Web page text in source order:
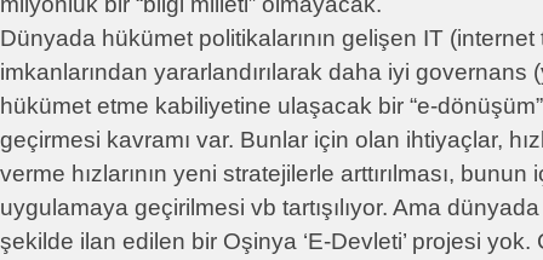
Dünyada hükümet politikalarının gelişen IT
imkanlarından yararlandırılarak daha iyi governans
hükümet etme kabiliyetine ulaşacak bir “e-
geçirmesi kavramı var. Bunlar için olan ihtiyaçlar,
verme hızlarının yeni stratejilerle arttırılması,
uygulamaya geçirilmesi vb tartışılıyor. Ama
şekilde ilan edilen bir Oşinya ‘E-Devleti’ projesi